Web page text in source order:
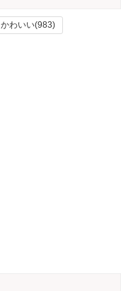
かわいい(983)